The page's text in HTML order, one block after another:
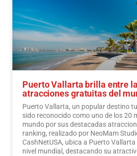
Puerto Vallarta brilla entre
atracciones gratuitas del
Puerto Vallarta, un popular destino
sido reconocido como uno de los 20
mundo por sus destacadas
ranking, realizado por NeoMam
CashNetUSA, ubica a Puerto
nivel mundial, destacando su